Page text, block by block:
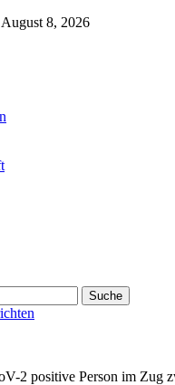
August 8, 2026
2 positive Person im Zug